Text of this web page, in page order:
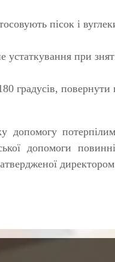
пісок і
устаткування при
градусів, повернути
допомогу
допомоги повинні
директором